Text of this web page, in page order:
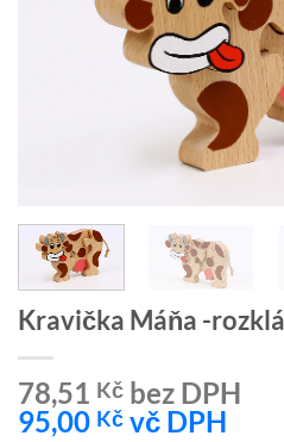
Kravička Máňa -
78,51 Kč bez DPH
95,00 Kč vč DPH